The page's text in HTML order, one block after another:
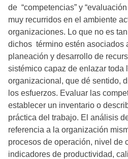
de “competencias” y
muy recurridos en el ambiente
organizaciones. Lo que no es
dichos término estén asociados
planeación y desarrollo de
sistémico capaz de enlazar toda
organizacional, que dé sentido,
los esfuerzos. Evaluar las
establecer un inventario o
práctica del trabajo. El análisis
referencia a la organización
procesos de operación, nivel de
indicadores de productividad,